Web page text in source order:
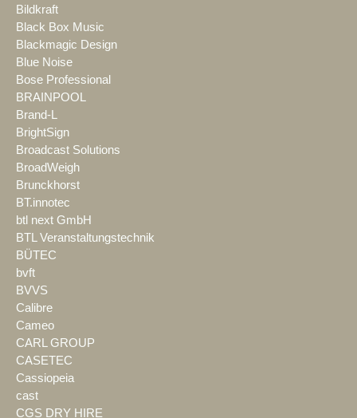
Bildkraft
Black Box Music
Blackmagic Design
Blue Noise
Bose Professional
BRAINPOOL
Brand-L
BrightSign
Broadcast Solutions
BroadWeigh
Brunckhorst
BT.innotec
btl next GmbH
BTL Veranstaltungstechnik
BÜTEC
bvft
BVVS
Calibre
Cameo
CARL GROUP
CASETEC
Cassiopeia
cast
CGS DRY HIRE